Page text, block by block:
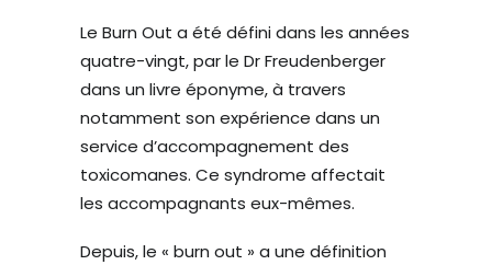
Le Burn Out a été défini dans les années
quatre-vingt, par le Dr Freudenberger
dans un livre éponyme, à travers
notamment son expérience dans un
service d’accompagnement des
toxicomanes. Ce syndrome affectait
les accompagnants eux-mêmes.
Depuis, le « burn out » a une définition